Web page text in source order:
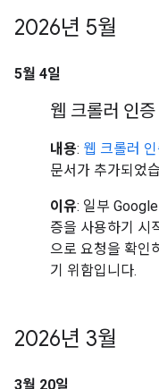
2026년 5월
5월 4일
웹 크롤러 인
내용: 웹 크롤러
문서가 추가되었
이유: 일부
증을 사용하기 시
으로 요청을 확인
기 위함입니다.
2026년 3월
3월 20일